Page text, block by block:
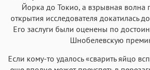
Йорка до Токио, а взрывная волна
открытия исследователя докатилась
Его заслуги были оценены по
Шнобелевскую
Если кому-то удалось «сварить яйцо